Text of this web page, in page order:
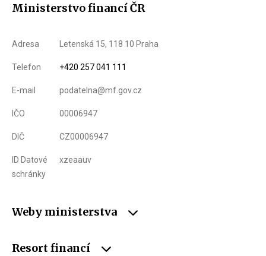
Ministerstvo financí ČR
Adresa Letenská 15, 118 10 Praha
Telefon +420 257 041 111
E-mail podatelna@mf.gov.cz
IČO 00006947
DIČ CZ00006947
ID Datové
schránky
xzeaauv
Weby ministerstva
Resort financí